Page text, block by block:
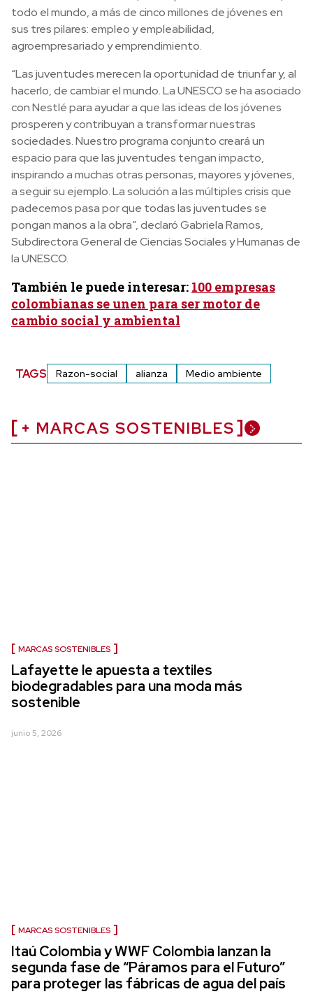
todo el mundo, a más de cinco millones de jóvenes en
sus tres pilares: empleo y empleabilidad,
agroempresariado y emprendimiento.
“Las juventudes merecen la oportunidad de triunfar y, al
hacerlo, de cambiar el mundo. La UNESCO se ha asociado
con Nestlé para ayudar a que las ideas de los jóvenes
prosperen y contribuyan a transformar nuestras
sociedades. Nuestro programa conjunto creará un
espacio para que las juventudes tengan impacto,
inspirando a muchas otras personas, mayores y jóvenes,
a seguir su ejemplo. La solución a las múltiples crisis que
padecemos pasa por que todas las juventudes se
pongan manos a la obra”, declaró Gabriela Ramos,
Subdirectora General de Ciencias Sociales y Humanas de
la UNESCO.
También le puede interesar: 100 empresas
colombianas se unen para ser motor de
cambio social y ambiental
TAGS Razon-social alianza Medio ambiente
+ MARCAS SOSTENIBLES
MARCAS SOSTENIBLES
Lafayette le apuesta a textiles
biodegradables para una moda más
sostenible
junio 5, 2026
MARCAS SOSTENIBLES
Itaú Colombia y WWF Colombia lanzan la
segunda fase de “Páramos para el Futuro”
para proteger las fábricas de agua del país